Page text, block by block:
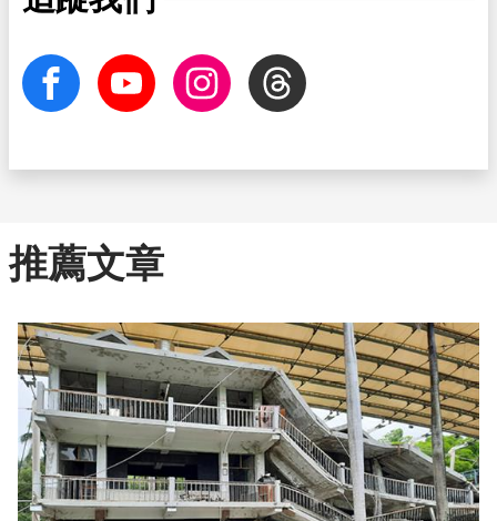
facebook Youtube InstagramThreads
推薦文章